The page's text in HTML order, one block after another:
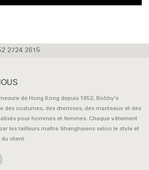
2724 2615
de Hong Kong depuis 1952, Bobby's
des costumes, des chemises, des manteaux et des
pour hommes et femmes. Chaque vêtement
les tailleurs maître Shanghaiens selon le style et
du client.